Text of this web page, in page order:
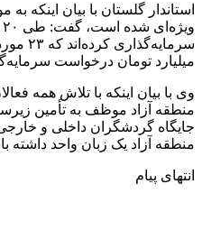
استاندار گلستان با بیان‌ اینکه
میلیارد تومان درخواست
وی با بیان اینکه با تلاش همه
منطقه آزاد موظف به تأمین
جایگاه گردشگران داخلی و
منطقه آزاد یک زبان واحد داشته
انتهای پیام